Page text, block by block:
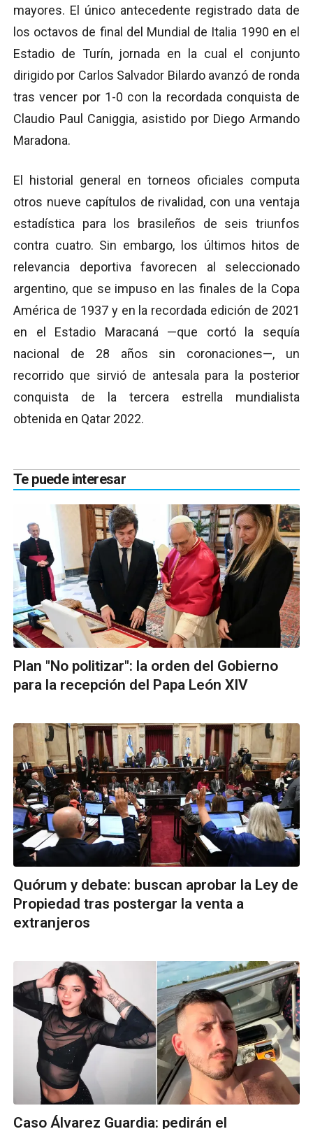
mayores. El único antecedente registrado data de
los octavos de final del Mundial de Italia 1990 en el
Estadio de Turín, jornada en la cual el conjunto
dirigido por Carlos Salvador Bilardo avanzó de ronda
tras vencer por 1-0 con la recordada conquista de
Claudio Paul Caniggia, asistido por Diego Armando
Maradona.
El historial general en torneos oficiales computa
otros nueve capítulos de rivalidad, con una ventaja
estadística para los brasileños de seis triunfos
contra cuatro. Sin embargo, los últimos hitos de
relevancia deportiva favorecen al seleccionado
argentino, que se impuso en las finales de la Copa
América de 1937 y en la recordada edición de 2021
en el Estadio Maracaná —que cortó la sequía
nacional de 28 años sin coronaciones—, un
recorrido que sirvió de antesala para la posterior
conquista de la tercera estrella mundialista
obtenida en Qatar 2022.
Te puede interesar
Plan "No politizar": la orden del Gobierno
para la recepción del Papa León XIV
Quórum y debate: buscan aprobar la Ley de
Propiedad tras postergar la venta a
extranjeros
Caso Álvarez Guardia: pedirán el